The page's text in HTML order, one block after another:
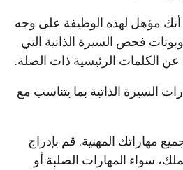
مؤهل لهذه الوظيفة على وجه
فحص السيرة الذاتية التي
عن الكلمات الرئيسية ذات الصلة.
السيرة الذاتية بما يتناسب مع
مهاراتك المهنية. قم بإدراج
سواء المهارات الصلبة أو